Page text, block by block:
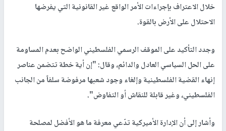
خلال الاعتراف بإجراءات الأمر الواقع غير القانونية التي يفرضها
الاحتلال على الأرض بالقوة.
وجدد التأكيد على الموقف الرسمي الفلسطيني الواضح بعدم المساومة
على الحل السياسي العادل والدائم، وقال: "إن أية خطة تتضمن عناصر
إنهاء القضية الفلسطينية وإلغاء وجود شعبها مرفوضة سلفاً من الجانب
الفلسطيني، وغير قابلة للنقاش أو التفاوض".
وأشار إلى أن الإدارة الأميركية تدّعي معرفة ما هو الأفضل لمصلحة